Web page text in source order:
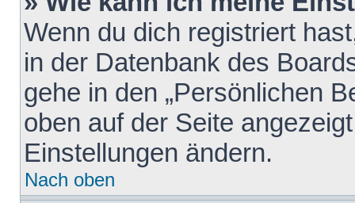
Wenn du dich registriert
in der Datenbank des
gehe in den „Persönlichen
oben auf der Seite
Einstellungen ändern.
Nach oben